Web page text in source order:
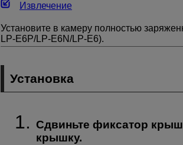
Извлечение
Установите в камеру полностью
LP-E6P/LP-E6N/LP-E6).
Установка
Сдвиньте фиксатор
крышку.